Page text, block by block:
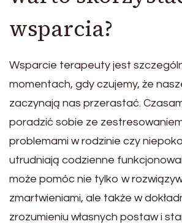
wsparcia?
Wsparcie terapeuty jest
momentach, gdy czujemy, że
zaczynają nas przerastać.
poradzić sobie ze
problemami w rodzinie czy
utrudniają codzienne
może pomóc nie tylko w
zmartwieniami, ale także w
zrozumieniu własnych postaw i